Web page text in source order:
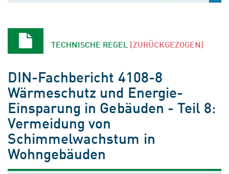
TECHNISCHE REGEL [ZURÜCKGEZOGEN]
DIN-Fachbericht 4108-8
Wärmeschutz und Energie-
Einsparung in Gebäuden - Teil 8:
Vermeidung von
Schimmelwachstum in
Wohngebäuden